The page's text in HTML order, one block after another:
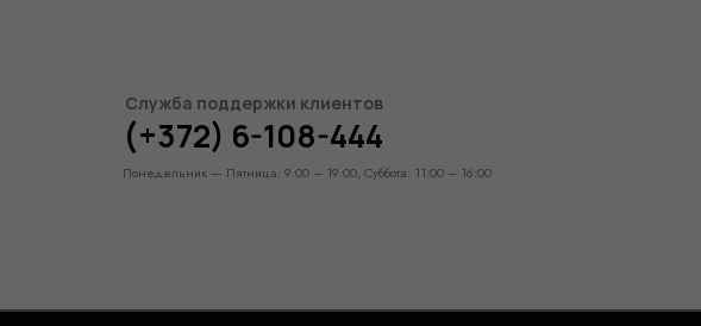
Служба поддержки клиентов
(+372) 6-108-444
Понедельник — Пятница: 9:00 – 19:00, Суббота: 11:00 – 16:00